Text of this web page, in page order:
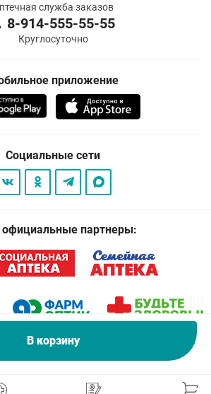
В корзину
служба заказов
8-914-555-55-55
Круглосуточно
приложение
Социальные сети
партнеры: